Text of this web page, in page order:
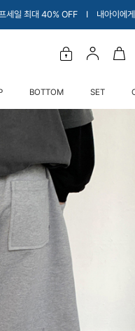
에게 입힐 옷만 소개해드려요♡ Ι
BOTTOM SET